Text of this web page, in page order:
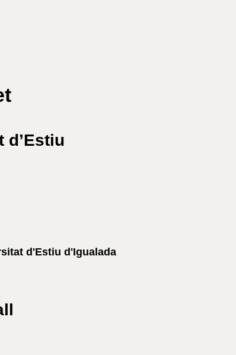
d’Estiu
d'Estiu d'Igualada